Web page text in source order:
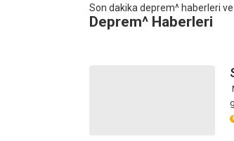
Son dakika deprem^ haberleri
Deprem^ Haberleri